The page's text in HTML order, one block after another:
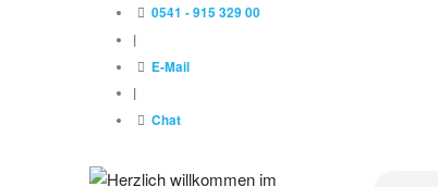
0541 - 915 329 00
|
E-Mail
|
Chat